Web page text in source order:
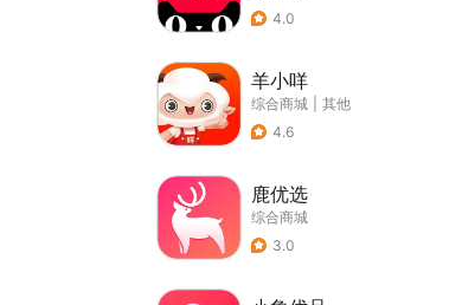
4.0
羊小咩
综合商城
其他
4.6
鹿优选
综合商城
3.0